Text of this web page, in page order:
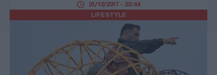
AUTO - MOTO
ΓΑΣΤΡΟΝΟΜΙΑ
ΤΕΧΝΟΛΟΓΙΑ
ΖΩΔΙΑ
ΑΡΘΡΟΓΡΑΦΙΑ
LIFESTYLE
21/12/2017 - 22:44